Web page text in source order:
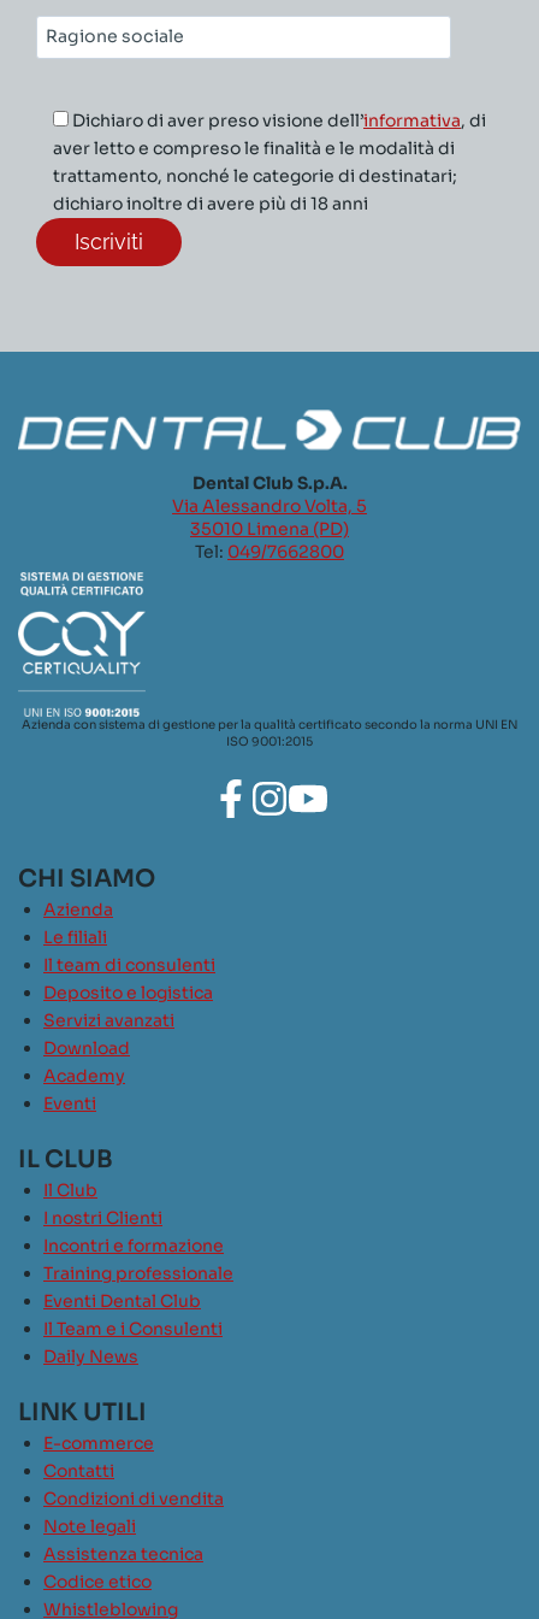
Ragione
sociale*
Dichiaro di aver preso visione dell’informativa, di
aver letto e compreso le finalità e le modalità di
trattamento, nonché le categorie di destinatari;
dichiaro inoltre di avere più di 18 anni
Dental Club S.p.A.
Via Alessandro Volta, 5
35010 Limena (PD)
Tel: 049/7662800
Azienda con sistema di gestione per la qualità certificato secondo la norma UNI EN
ISO 9001:2015
CHI SIAMO
Azienda
Le filiali
Il team di consulenti
Deposito e logistica
Servizi avanzati
Download
Academy
Eventi
IL CLUB
Il Club
I nostri Clienti
Incontri e formazione
Training professionale
Eventi Dental Club
Il Team e i Consulenti
Daily News
LINK UTILI
E-commerce
Contatti
Condizioni di vendita
Note legali
Assistenza tecnica
Codice etico
Whistleblowing